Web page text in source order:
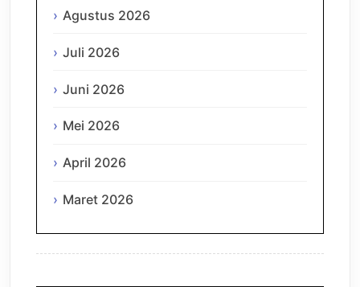
Agustus 2026
Juli 2026
Juni 2026
Mei 2026
April 2026
Maret 2026